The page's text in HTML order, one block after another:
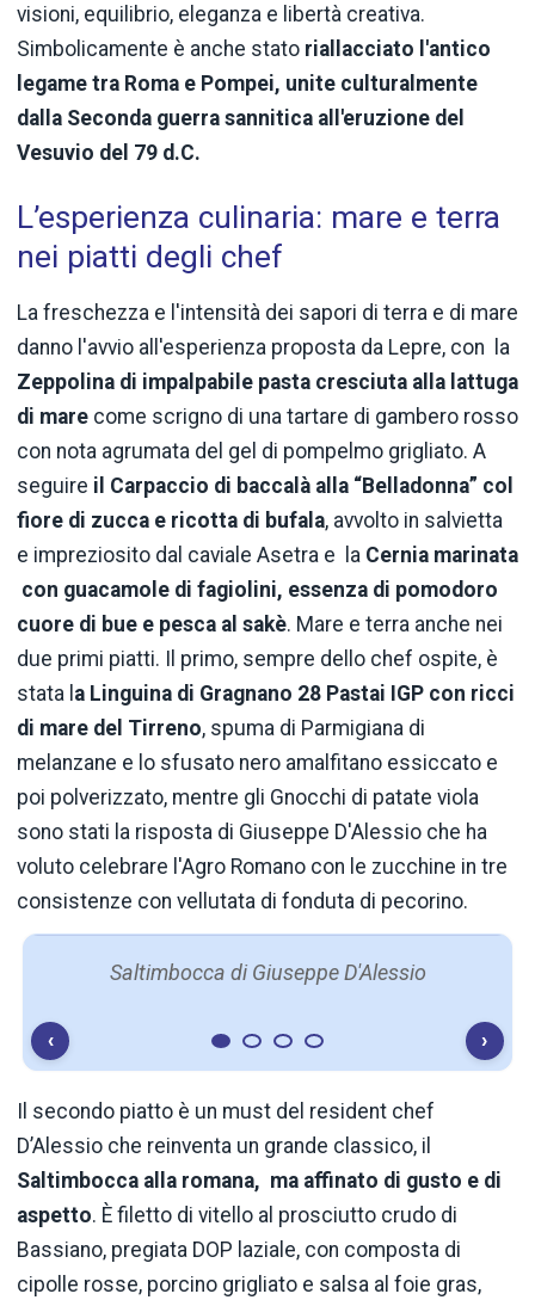
visioni, equilibrio, eleganza e libertà creativa.
Simbolicamente è anche stato riallacciato l'antico
legame tra Roma e Pompei, unite culturalmente
dalla Seconda guerra sannitica all'eruzione del
Vesuvio del 79 d.C.
L’esperienza culinaria: mare e terra
nei piatti degli chef
La freschezza e l'intensità dei sapori di terra e di mare
danno l'avvio all'esperienza proposta da Lepre, con la
Zeppolina di impalpabile pasta cresciuta alla lattuga
di mare come scrigno di una tartare di gambero rosso
con nota agrumata del gel di pompelmo grigliato. A
seguire il Carpaccio di baccalà alla “Belladonna” col
fiore di zucca e ricotta di bufala, avvolto in salvietta
e impreziosito dal caviale Asetra e la Cernia marinata
con guacamole di fagiolini, essenza di pomodoro
cuore di bue e pesca al sakè. Mare e terra anche nei
due primi piatti. Il primo, sempre dello chef ospite, è
stata l a Linguina di Gragnano 28 Pastai IGP con ricci
di mare del Tirreno, spuma di Parmigiana di
melanzane e lo sfusato nero amalfitano essiccato e
poi polverizzato, mentre gli Gnocchi di patate viola
sono stati la risposta di Giuseppe D'Alessio che ha
voluto celebrare l'Agro Romano con le zucchine in tre
consistenze con vellutata di fonduta di pecorino.
Saltimbocca di Giuseppe D'Alessio
‹ ›
Il secondo piatto è un must del resident chef
D’Alessio che reinventa un grande classico, il
Saltimbocca alla romana, ma affinato di gusto e di
aspetto. È filetto di vitello al prosciutto crudo di
Bassiano, pregiata DOP laziale, con composta di
cipolle rosse, porcino grigliato e salsa al foie gras,